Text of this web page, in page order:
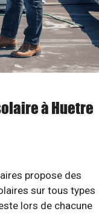
à Huetre
propose des
sur tous types
lors de chacune